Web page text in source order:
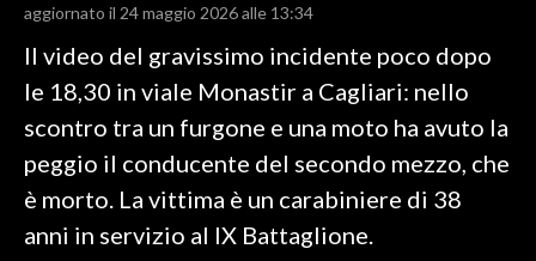
CALCIO REGIONALE
BASKET
VOLLEY
MOTORI
TENNIS
ALTRI SPORT
CULTURA
aggiornato il 24 maggio 2026 alle 13:34
Il video del gravissimo incidente poco dopo
le 18,30 in viale Monastir a Cagliari: nello
scontro tra un furgone e una moto ha avuto la
peggio il conducente del secondo mezzo, che
è morto. La vittima è un carabiniere di 38
anni in servizio al IX Battaglione.